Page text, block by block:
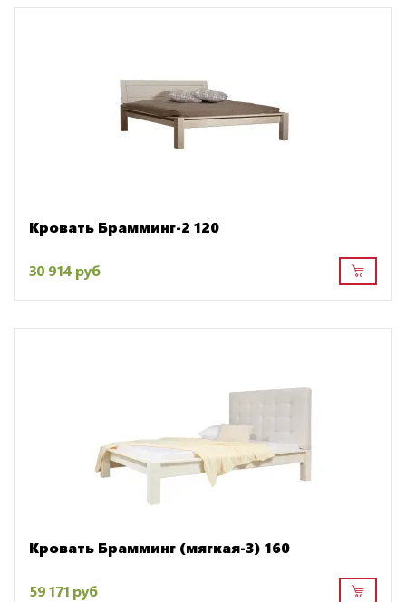
Кровать Брамминг-2 120
30 914 руб
Кровать Брамминг (мягкая-3) 160
59 171 руб